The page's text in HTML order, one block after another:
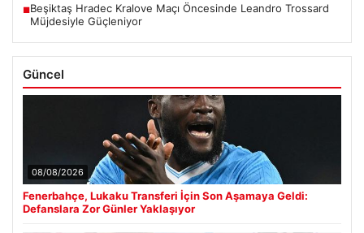
■Beşiktaş Hradec Kralove Maçı Öncesinde Leandro Trossard
Müjdesiyle Güçleniyor
Güncel
08/08/2026
Fenerbahçe, Lukaku Transferi İçin Son Aşamaya Geldi:
Defanslara Zor Günler Yaklaşıyor